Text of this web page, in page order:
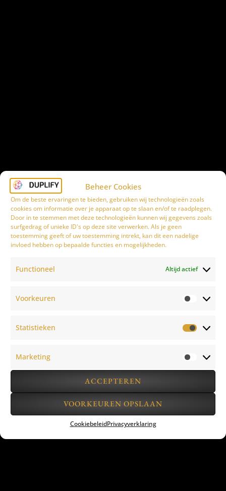
Beheer Cookies
Om de beste ervaringen te bieden, gebruiken wij technologieën zoals
cookies om informatie over je apparaat op te slaan en/of te raadplegen.
Door in te stemmen met deze technologieën kunnen wij gegevens zoals
surfgedrag of unieke ID's op deze site verwerken. Als je geen
toestemming geeft of uw toestemming intrekt, kan dit een nadelige
invloed hebben op bepaalde functies en mogelijkheden.
Functioneel Altijd actief
Voorkeuren
Statistieken
Marketing
ACCEPTEREN
VOORKEUREN OPSLAAN
CookiebeleidPrivacyverklaring